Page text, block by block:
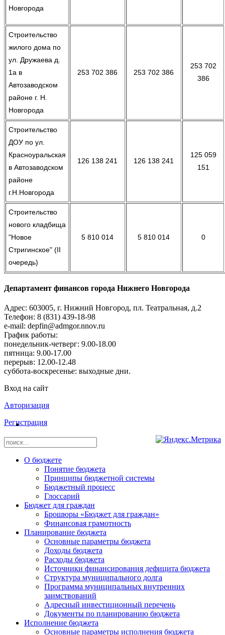
Новгорода
Строительство
жилого дома по
ул. Дружаева д.
1а в
Автозаводском
районе г. Н.
Новгорода
253 702 386 253 702 386
253 702
386
Строительство
ДОУ по ул.
Красноуральская
в Автозаводском
районе
г.Н.Новгорода
126 138 241 126 138 241
125 059
151
Строительство
нового кладбища
"Новое
Стригинское" (II
очередь)
5 810 014 5 810 014 0
Департамент финансов города Нижнего Новгорода
Адрес: 603005, г. Нижний Новгород, пл. Театральная, д.2
Телефон: 8 (831) 439-18-98
e-mail: depfin@admgor.nnov.ru
График работы:
понедельник-четверг: 9.00-18.00
пятница: 9.00-17.00
перерыв: 12.00-12.48
суббота-воскресенье: выходные дни.
Вход на сайт
Авторизация
Регистрация
О бюджете
Понятие бюджета
Принципы бюджетной системы
Бюджетный процесс
Глоссарий
Бюджет для граждан
Брошюры «Бюджет для граждан»
Финансовая грамотность
Планирование бюджета
Основные параметры бюджета
Доходы бюджета
Расходы бюджета
Источники финансирования дефицита бюджета
Структура муниципального долга
Программа муниципальных внутренних
заимствований
Адресный инвестиционный перечень
Документы по планированию бюджета
Исполнение бюджета
Основные параметры исполнения бюджета